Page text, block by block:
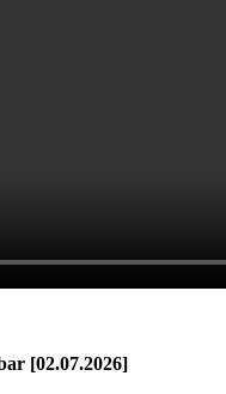
[02.07.2026]